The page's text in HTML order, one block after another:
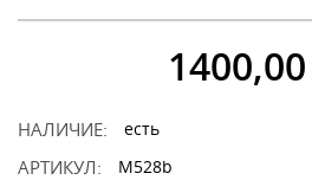
1400,00
НАЛИЧИЕ: есть
АРТИКУЛ: M528b